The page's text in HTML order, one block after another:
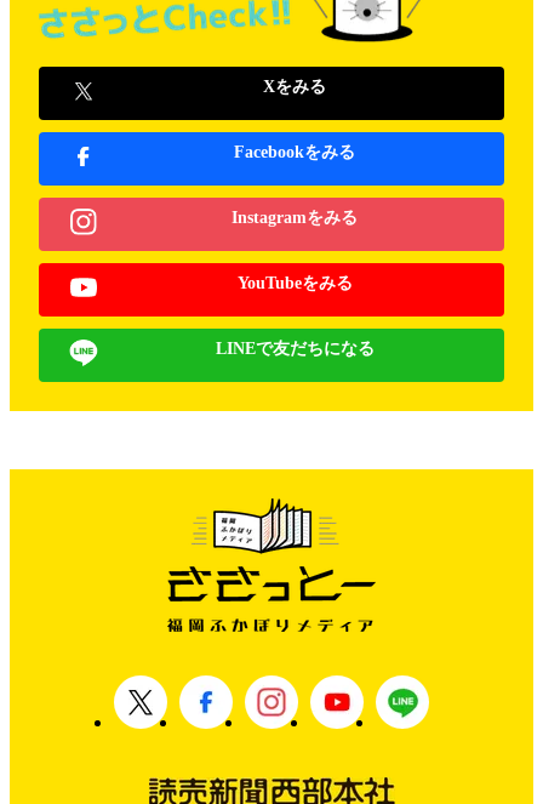
Xをみる
Facebookをみる
Instagramをみる
YouTubeをみる
LINEで友だちになる